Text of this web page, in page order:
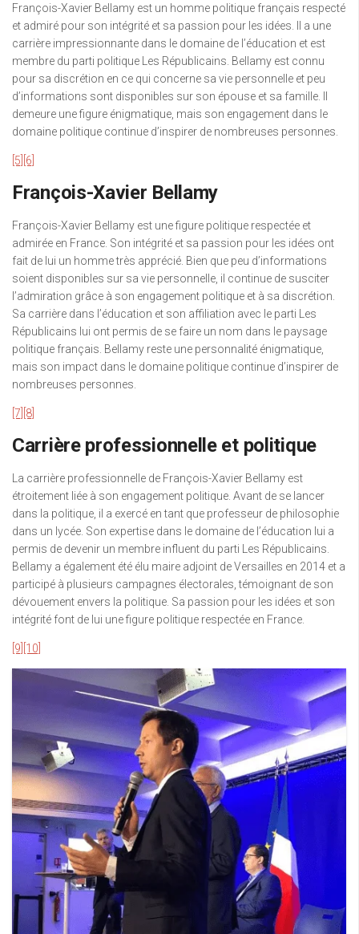
François-Xavier Bellamy est un homme politique français respecté
et admiré pour son intégrité et sa passion pour les idées. Il a une
carrière impressionnante dans le domaine de l’éducation et est
membre du parti politique Les Républicains. Bellamy est connu
pour sa discrétion en ce qui concerne sa vie personnelle et peu
d’informations sont disponibles sur son épouse et sa famille. Il
demeure une figure énigmatique, mais son engagement dans le
domaine politique continue d’inspirer de nombreuses personnes.
[5] [6]
François-Xavier Bellamy
François-Xavier Bellamy est une figure politique respectée et
admirée en France. Son intégrité et sa passion pour les idées ont
fait de lui un homme très apprécié. Bien que peu d’informations
soient disponibles sur sa vie personnelle, il continue de susciter
l’admiration grâce à son engagement politique et à sa discrétion.
Sa carrière dans l’éducation et son affiliation avec le parti Les
Républicains lui ont permis de se faire un nom dans le paysage
politique français. Bellamy reste une personnalité énigmatique,
mais son impact dans le domaine politique continue d’inspirer de
nombreuses personnes.
[7] [8]
Carrière professionnelle et politique
La carrière professionnelle de François-Xavier Bellamy est
étroitement liée à son engagement politique. Avant de se lancer
dans la politique, il a exercé en tant que professeur de philosophie
dans un lycée. Son expertise dans le domaine de l’éducation lui a
permis de devenir un membre influent du parti Les Républicains.
Bellamy a également été élu maire adjoint de Versailles en 2014 et a
participé à plusieurs campagnes électorales, témoignant de son
dévouement envers la politique. Sa passion pour les idées et son
intégrité font de lui une figure politique respectée en France.
[9] [10]